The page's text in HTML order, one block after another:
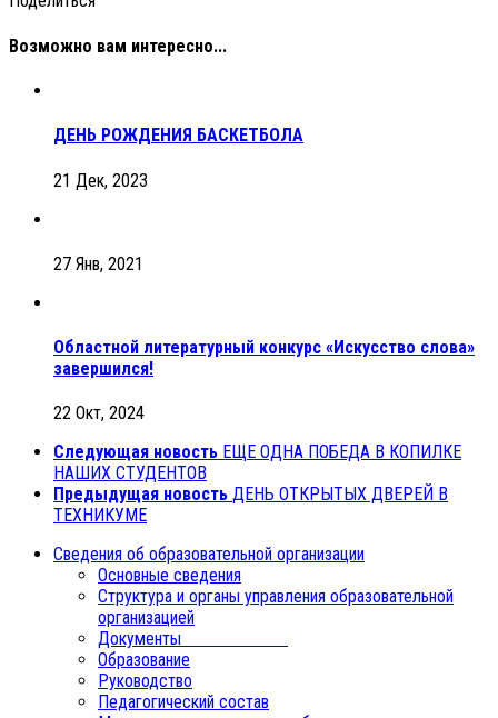
Возможно вам интересно...
ДЕНЬ РОЖДЕНИЯ БАСКЕТБОЛА
21 Дек, 2023
27 Янв, 2021
Областной литературный конкурс «Искусство слова»
завершился!
22 Окт, 2024
Следующая новость ЕЩЕ ОДНА ПОБЕДА В КОПИЛКЕ
НАШИХ СТУДЕНТОВ
Предыдущая новость ДЕНЬ ОТКРЫТЫХ ДВЕРЕЙ В
ТЕХНИКУМЕ
Сведения об образовательной организации
Основные сведения
Структура и органы управления образовательной
организацией
Документы
Образование
Руководство
Педагогический состав